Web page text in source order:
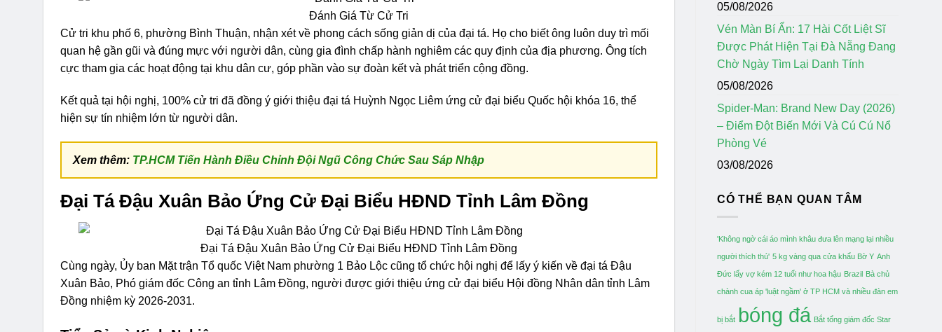
Đánh Giá Từ Cử Tri
Cử tri khu phố 6, phường Bình Thuận, nhận xét về phong cách sống giản dị của đại tá. Họ cho biết ông luôn duy trì mối
quan hệ gần gũi và đúng mực với người dân, cùng gia đình chấp hành nghiêm các quy định của địa phương. Ông tích
cực tham gia các hoạt động tại khu dân cư, góp phần vào sự đoàn kết và phát triển cộng đồng.
Kết quả tại hội nghị, 100% cử tri đã đồng ý giới thiệu đại tá Huỳnh Ngọc Liêm ứng cử đại biểu Quốc hội khóa 16, thể
hiện sự tín nhiệm lớn từ người dân.
Xem thêm: TP.HCM Tiến Hành Điều Chỉnh Đội Ngũ Công Chức Sau Sáp Nhập
Đại Tá Đậu Xuân Bảo Ứng Cử Đại Biểu HĐND Tỉnh Lâm Đồng
Đại Tá Đậu Xuân Bảo Ứng Cử Đại Biểu HĐND Tỉnh Lâm Đồng
Cùng ngày, Ủy ban Mặt trận Tổ quốc Việt Nam phường 1 Bảo Lộc cũng tổ chức hội nghị để lấy ý kiến về đại tá Đậu
Xuân Bảo, Phó giám đốc Công an tỉnh Lâm Đồng, người được giới thiệu ứng cử đại biểu Hội đồng Nhân dân tỉnh Lâm
Đồng nhiệm kỳ 2026-2031.
05/08/2026
Vén Màn Bí Ẩn: 17 Hài Cốt Liệt Sĩ
Được Phát Hiện Tại Đà Nẵng Đang
Chờ Ngày Tìm Lại Danh Tính
05/08/2026
Spider-Man: Brand New Day (2026)
– Điểm Đột Biến Mới Và Cú Cú Nổ
Phòng Vé
03/08/2026
CÓ THỂ BẠN QUAN TÂM
'Không ngờ cái áo mình khâu đưa lên mạng lại nhiều
người thích thú' 5 kg vàng qua cửa khẩu Bờ Y Anh
Đức lấy vợ kém 12 tuổi như hoa hậu Brazil Bà chủ
chành cua áp 'luật ngầm' ở TP HCM và nhiều đàn em
bị bắt bóng đá Bắt tổng giám đốc Star